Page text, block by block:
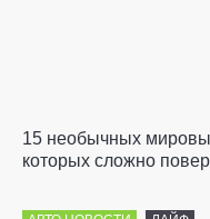
15 необычных
которых сложно